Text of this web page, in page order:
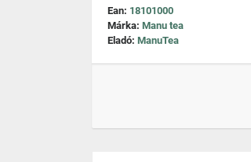
Ean: 18101000
Márka: Manu tea
Eladó: ManuTea